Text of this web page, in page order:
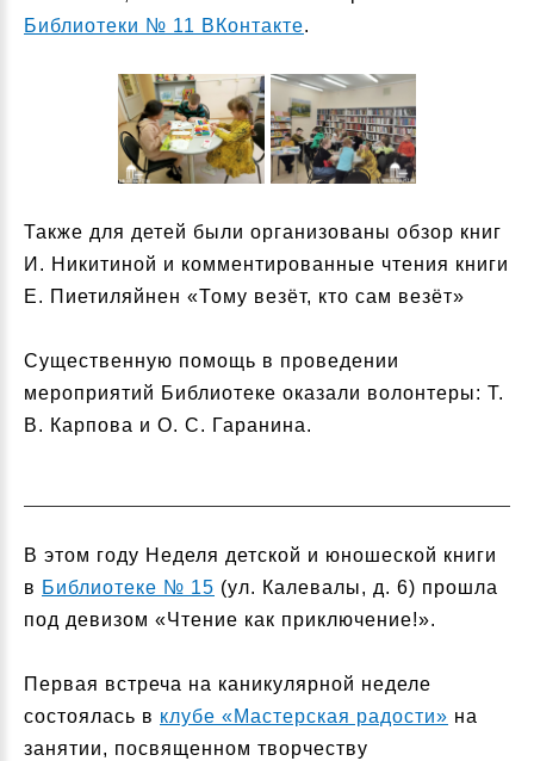
Библиотеки № 11 ВКонтакте.
Также для детей были организованы обзор книг
И. Никитиной и комментированные чтения книги
Е. Пиетиляйнен «Тому везёт, кто сам везёт»
Существенную помощь в проведении
мероприятий Библиотеке оказали волонтеры: Т.
В. Карпова и О. С. Гаранина.
В этом году Неделя детской и юношеской книги
в Библиотеке № 15 (ул. Калевалы, д. 6) прошла
под девизом «Чтение как приключение!».
Первая встреча на каникулярной неделе
состоялась в клубе «Мастерская радости» на
занятии, посвященном творчеству